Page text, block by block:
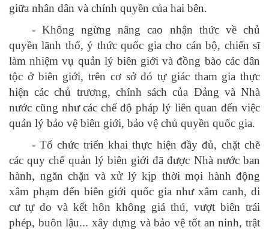
giữa nhân dân và chính quyền của hai bên.
- Không ngừng nâng cao nhận thức về chủ
quyền lãnh thổ, ý thức quốc gia cho cán bộ, chiến sĩ
làm nhiệm vụ quản lý biên giới và đồng bào các dân
tộc ở biên giới, trên cơ sở đó tự giác tham gia thực
hiện các chủ trương, chính sách của Đảng và Nhà
nước cũng như các chế độ pháp lý liên quan đến việc
quản lý bảo vệ biên giới, bảo vệ chủ quyền quốc gia.
- Tổ chức triển khai thực hiện đầy đủ, chặt chẽ
các quy chế quản lý biên giới đã được Nhà nước ban
hành, ngăn chặn và xử lý kịp thời mọi hành động
xâm phạm đến biên giới quốc gia như xâm canh, di
cư tự do và kết hôn không giá thú, vượt biên trái
phép, buôn lậu... xây dựng và bảo vệ tốt an ninh, trật